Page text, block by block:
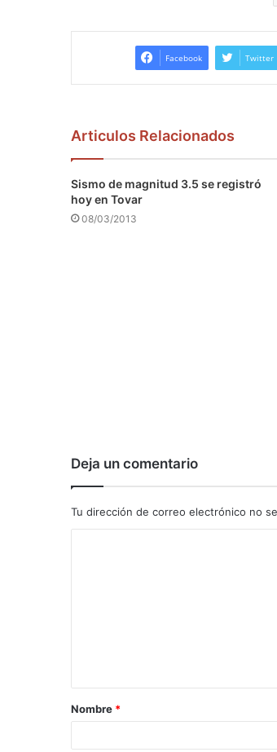
Facebook Twitter
Articulos Relacionados
Sismo de magnitud 3.5 se registró
hoy en Tovar
08/03/2013
Deja un comentario
Tu dirección de correo electrónico no
a
r
Nombre *